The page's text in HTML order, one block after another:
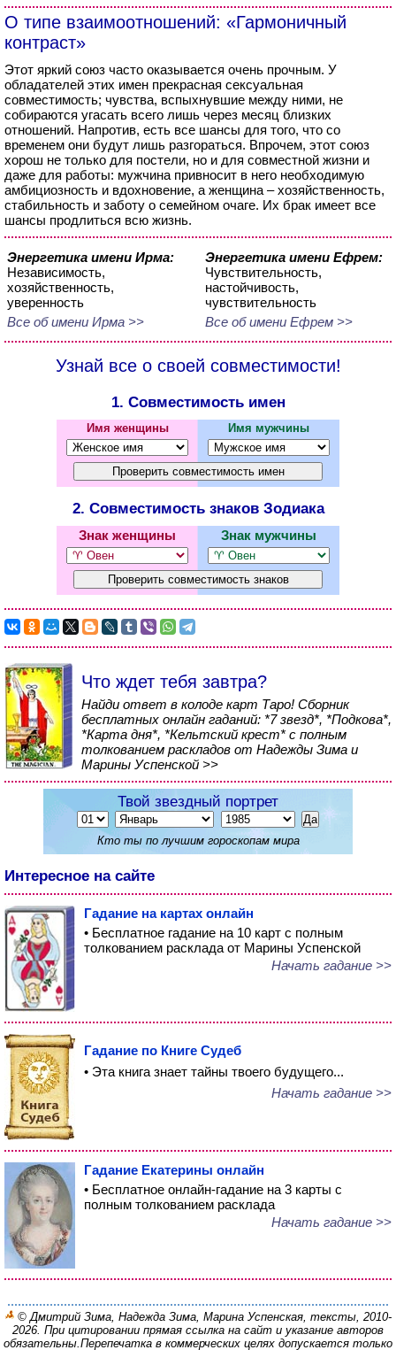
О типе взаимоотношений: «Гармоничный
контраст»
Этот яркий союз часто оказывается очень прочным. У
обладателей этих имен прекрасная сексуальная
совместимость; чувства, вспыхнувшие между ними, не
собираются угасать всего лишь через месяц близких
отношений. Напротив, есть все шансы для того, что со
временем они будут лишь разгораться. Впрочем, этот союз
хорош не только для постели, но и для совместной жизни и
даже для работы: мужчина привносит в него необходимую
амбициозность и вдохновение, а женщина – хозяйственность,
стабильность и заботу о семейном очаге. Их брак имеет все
шансы продлиться всю жизнь.
Энергетика имени Ирма:
Независимость,
хозяйственность,
уверенность
Все об имени Ирма >>
Энергетика имени Ефрем:
Чувствительность,
настойчивость,
чувствительность
Все об имени Ефрем >>
Узнай все о своей совместимости!
1. Совместимость имен
Имя женщины Имя мужчины
2. Совместимость знаков Зодиака
Знак женщины Знак мужчины
Что ждет тебя завтра?
Найди ответ в колоде карт Таро! Сборник
бесплатных онлайн гаданий: *7 звезд*, *Подкова*,
*Карта дня*, *Кельтский крест* с полным
толкованием раскладов от Надежды Зима и
Марины Успенской >>
Твой звездный портрет
Кто ты по лучшим гороскопам мира
Интересное на сайте
Гадание на картах онлайн
• Бесплатное гадание на 10 карт с полным
толкованием расклада от Марины Успенской
Начать гадание >>
Гадание по Книге Судеб
• Эта книга знает тайны твоего будущего...
Начать гадание >>
Гадание Екатерины онлайн
• Бесплатное онлайн-гадание на 3 карты с
полным толкованием расклада
Начать гадание >>
© Дмитрий Зима, Надежда Зима, Марина Успенская, тексты, 2010-
2026. При цитировании прямая ссылка на сайт и указание авторов
обязательны.Перепечатка в коммерческих целях допускается только